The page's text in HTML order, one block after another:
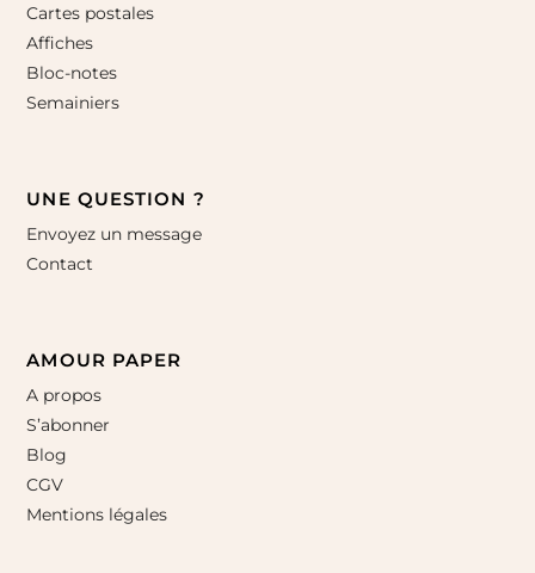
Cartes postales
Affiches
Bloc-notes
Semainiers
UNE QUESTION ?
Envoyez un message
Contact
AMOUR PAPER
A propos
S’abonner
Blog
CGV
Mentions légales